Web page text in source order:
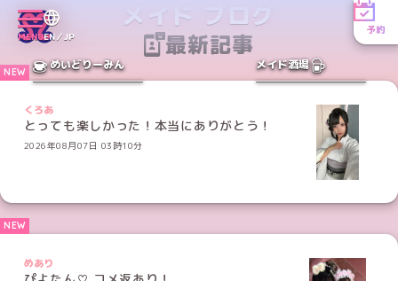
MENUEN／JP
予約
めいどりーみん メイド酒場
メイド ブログ
最新記事
くろあ
とっても楽しかった！本当にありがとう！
2026年08月07日 03時10分
めあり